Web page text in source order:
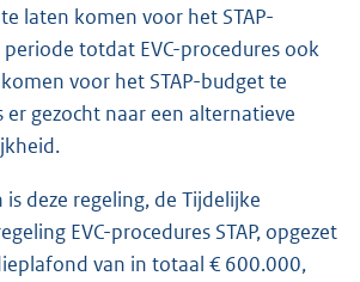
laten komen voor het STAP-
totdat EVC-procedures ook
voor het STAP-budget te
er gezocht naar een alternatieve
is deze regeling, de Tijdelijke
EVC-procedures STAP, opgezet
van in totaal € 600.000,